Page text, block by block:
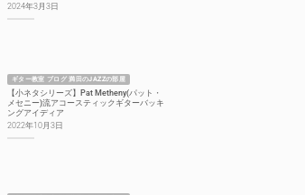
2024年3月3日
ギター教室 ブログ 満田のJAZZの部屋
【小ネタシリーズ】Pat Metheny(パット・
メセニー)流アコースティックギターバッキ
ングアイディア
2022年10月3日